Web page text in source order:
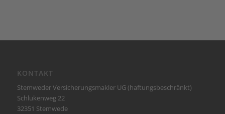
KONTAKT
Stemweder Versicherungsmakler UG (haftungsbeschränkt)
Schlukenweg 22
32351 Stemwede